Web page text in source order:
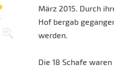
März 2015. Durch
Hof bergab
werden.
Die 18 Schafe